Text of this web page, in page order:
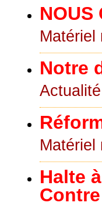
NOUS
Matériel
Notre
Actualité
Matériel
Halte